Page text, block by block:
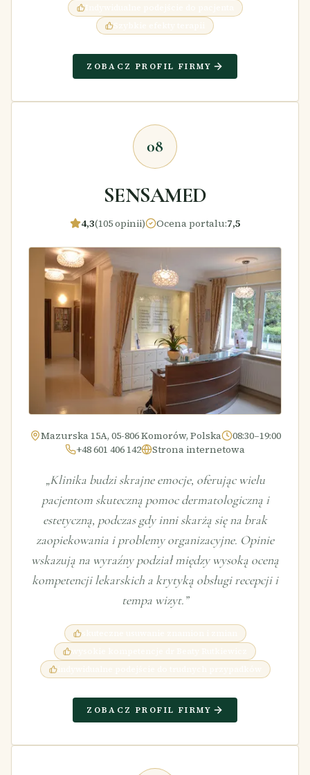
Indywidualne podejście do pacjenta
ZOBACZ PROFIL FIRMY
08
SENSAMED
4,3(105 opinii) Ocena portalu:7,5
Mazurska 15A, 05-806 Komorów, Polska
08:30–19:00
+48 601 406 142
Strona internetowa
„Klinika budzi skrajne emocje, oferując wielu
pacjentom skuteczną pomoc dermatologiczną i
estetyczną, podczas gdy inni skarżą się na brak
zaopiekowania i problemy organizacyjne. Opinie
wskazują na wyraźny podział między wysoką oceną
kompetencji lekarskich a krytyką obsługi recepcji i
tempa wizyt.”
skuteczne usuwanie znamion i zmian
indywidualne podejście do trudnych przypadków
ZOBACZ PROFIL FIRMY